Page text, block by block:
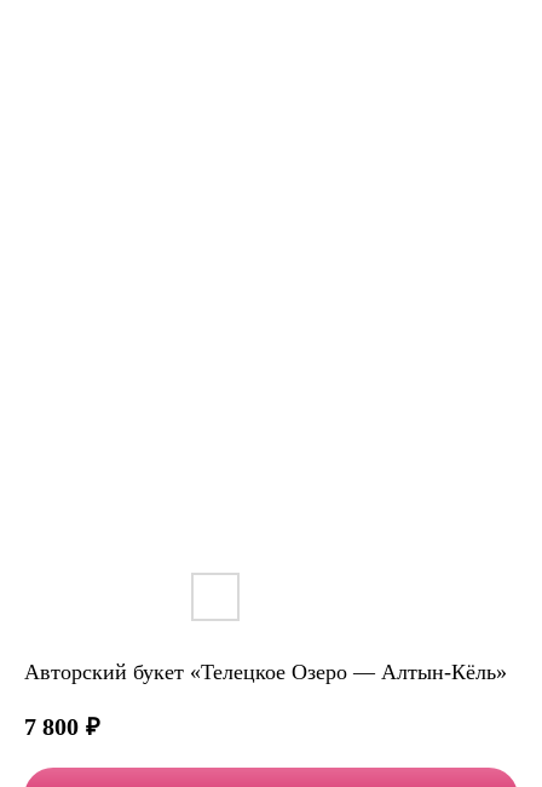
Авторский букет «Телецкое Озеро — Алтын-Кёль»
7 800 ₽